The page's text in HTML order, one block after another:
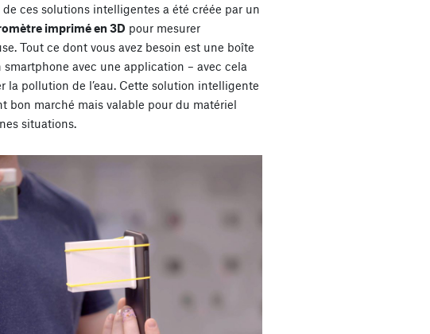
ces solutions intelligentes a été créée par un
imprimé en 3D pour mesurer
Tout ce dont vous avez besoin est une boîte
avec une application – avec cela
la pollution de l’eau. Cette solution intelligente
bon marché mais valable pour du matériel
situations.